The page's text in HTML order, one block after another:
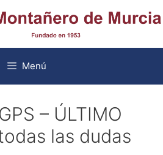
Menú
– ÚLTIMO
las dudas